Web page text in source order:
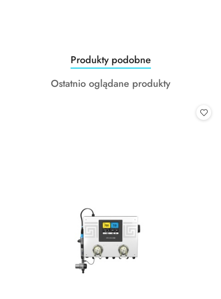
Pomiń karuzelę produktów
Produkty
o
statusie:
Produkty podobne
Produkty
Ostatnio oglądane produkty